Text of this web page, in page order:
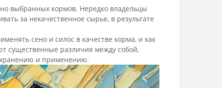
выбранных кормов. Нередко владельцы
за некачественное сырье, в результате
сено и силос в качестве корма, и как
существенные различия между собой,
хранению и применению.